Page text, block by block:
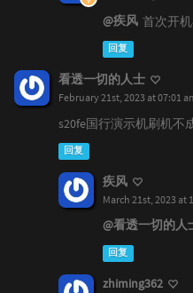
@疾风 首次开
回复
看透一切的人士
February 21st, 2023 at 07:01
s20fe国行演示机刷机不
回复
疾风
March 21st, 2023 at
@看透一切的人
回复
zhiming362